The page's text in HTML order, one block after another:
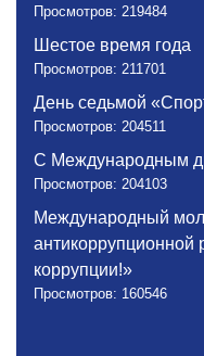
Просмотров: 219484
Шестое время года
Просмотров: 211701
День седьмой
Просмотров: 204511
С Международным
Просмотров: 204103
Международный
антикоррупционной
коррупции!»
Просмотров: 160546